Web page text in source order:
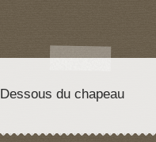
Dessous du chapeau